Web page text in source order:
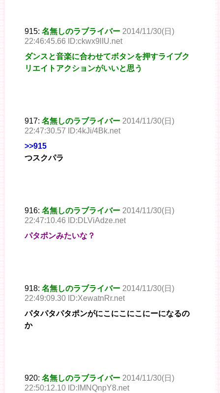
915: 名無しのラブライバー 2014/11/30(日)
22:46:45.66 ID:ckwx9lIU.net
ダンスと音楽に合わせてボタンを押すライブク
リエイトアクションがいいと思う
917: 名無しのラブライバー 2014/11/30(日)
22:47:30.57 ID:4kJi/4Bk.net
>>915
つスクパラ
916: 名無しのラブライバー 2014/11/30(日)
22:47:10.46 ID:DLViAdze.net
パタポンみたいな？
918: 名無しのラブライバー 2014/11/30(日)
22:49:09.30 ID:XewatnRr.net
パタパタパタポンがにこにこにこにーになるの
か
920: 名無しのラブライバー 2014/11/30(日)
22:50:12.10 ID:IMNQnpY8.net